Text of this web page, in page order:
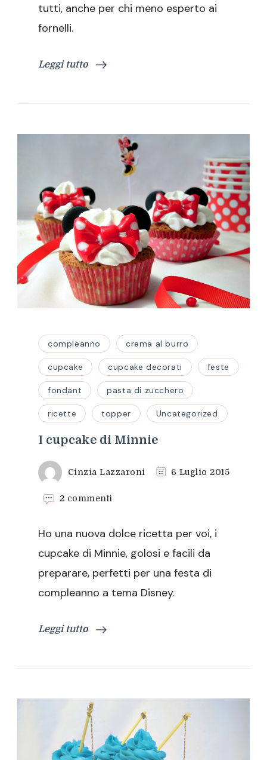
tutti, anche per chi meno esperto ai
fornelli.
Leggi tutto
compleanno crema al burro
cupcake cupcake decorati feste
fondant pasta di zucchero
ricette topper Uncategorized
I cupcake di Minnie
Cinzia Lazzaroni 6 Luglio 2015
2 commenti
di
Minnie
Ho una nuova dolce ricetta per voi, i
cupcake di Minnie, golosi e facili da
preparare, perfetti per una festa di
compleanno a tema Disney.
Leggi tutto